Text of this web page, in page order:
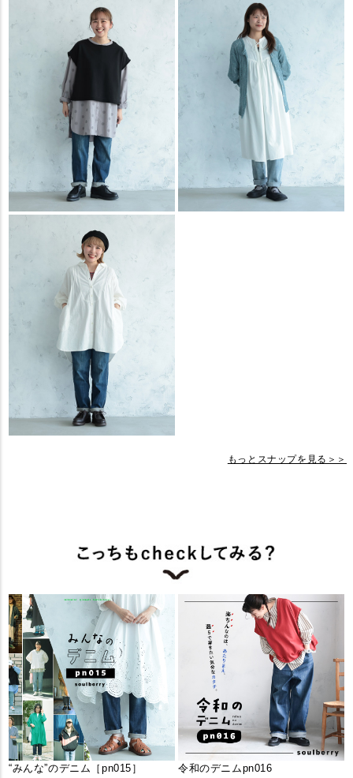
もっとスナップを見る＞＞
“みんな”のデニム［pn015］ 令和のデニムpn016